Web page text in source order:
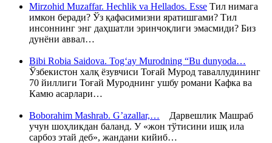
Mirzohid Muzaffar. Hechlik va Hellados. Esse Тил нимага
имкон беради? Ўз қафасимизни яратишгами? Тил
инсоннинг энг даҳшатли эринчоқлиги эмасмиди? Биз
дунёни аввал…
Bibi Robia Saidova. Tog‘ay Murodning “Bu dunyoda…
Ўзбекистон халқ ёзувчиси Тоғай Мурод таваллудининг
70 йиллиги Тоғай Муроднинг ушбу романи Кафка ва
Камю асарлари…
Boborahim Mashrab. G’azallar,… Дарвешлик Машраб
учун шоҳликдан баланд. У «жон тўтисини ишқ ила
сарбоз этай деб», жандани кийиб…